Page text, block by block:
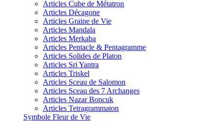
Articles Cube de Métatron
Articles Décagone
Articles Graine de Vie
Articles Mandala
Articles Merkaba
Articles Pentacle & Pentagramme
Articles Solides de Platon
Articles Sri Yantra
Articles Triskel
Articles Sceau de Salomon
Articles Sceau des 7 Archanges
Articles Nazar Boncuk
Articles Tetragrammaton
Symbole Fleur de Vie